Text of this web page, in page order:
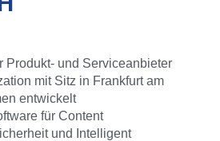
Produkt- und Serviceanbieter
mit Sitz in Frankfurt am
entwickelt
für Content
und Intelligent